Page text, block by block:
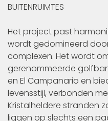
BUITENRUIMTES
Het project past
wordt gedomineerd door
complexen. Het wordt
gerenommeerde
en El Campanario en
levensstijl, verbonden
Kristalheldere stranden
liggen op slechts een